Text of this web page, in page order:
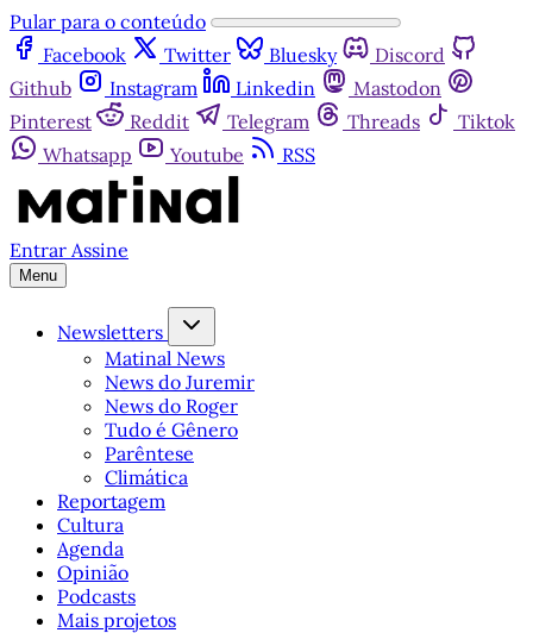
Pular para o conteúdo
Facebook
Twitter Bluesky
Discord
Github
Instagram Linkedin
Mastodon
Pinterest
Reddit Telegram Threads
Tiktok
Whatsapp
Youtube RSS
Entrar Assine
Menu
Newsletters
Matinal News
News do Juremir
News do Roger
Tudo é Gênero
Parêntese
Climática
Reportagem
Cultura
Agenda
Opinião
Podcasts
Mais projetos